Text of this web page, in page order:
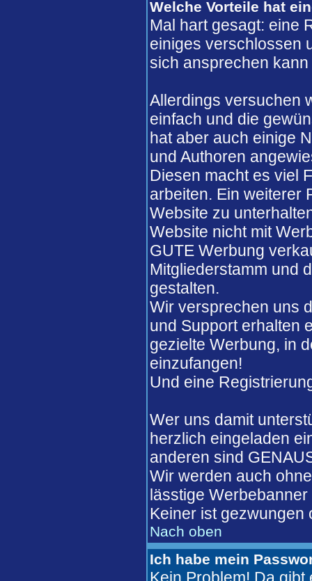
Welche Vorteile hat
Mal hart gesagt: eine
einiges verschlossen
sich ansprechen
Allerdings versuchen
einfach und die
hat aber auch einige
und Authoren
Diesen macht es viel
arbeiten. Ein weiterer
Website zu
Website nicht mit
GUTE Werbung
Mitgliederstamm und
gestalten.
Wir versprechen uns
und Support erhalten
gezielte Werbung, in
einzufangen!
Und eine
Wer uns damit
herzlich eingeladen
anderen sind
Wir werden auch
lässtige
Keiner ist gezwungen
Nach oben
Ich habe mein